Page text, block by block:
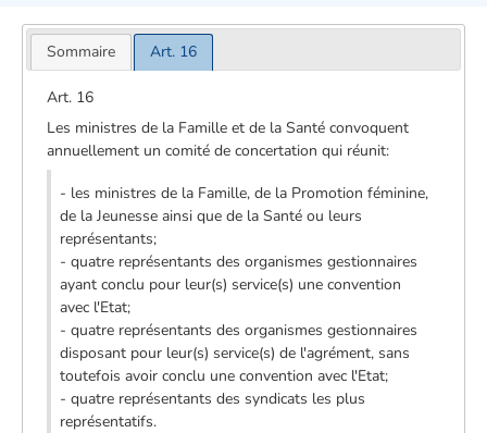
Sommaire Art. 16
Art. 16
Les ministres de la Famille et de la Santé convoquent
annuellement un comité de concertation qui réunit:
- les ministres de la Famille, de la Promotion féminine,
de la Jeunesse ainsi que de la Santé ou leurs
représentants;
- quatre représentants des organismes gestionnaires
ayant conclu pour leur(s) service(s) une convention
avec l'Etat;
- quatre représentants des organismes gestionnaires
disposant pour leur(s) service(s) de l'agrément, sans
toutefois avoir conclu une convention avec l'Etat;
- quatre représentants des syndicats les plus
représentatifs.